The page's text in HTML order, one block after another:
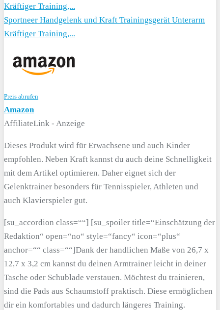
Sportneer Handgelenk und Kraft Trainingsgerät Unterarm
Kräftiger Training,...
Preis abrufen
Amazon
AffiliateLink - Anzeige
Dieses Produkt wird für Erwachsene und auch Kinder
empfohlen. Neben Kraft kannst du auch deine Schnelligkeit
mit dem Artikel optimieren. Daher eignet sich der
Gelenktrainer besonders für Tennisspieler, Athleten und
auch Klavierspieler gut.
[su_accordion class=““] [su_spoiler title=“Einschätzung der
Redaktion“ open=“no“ style=“fancy“ icon=“plus“
anchor=““ class=““]Dank der handlichen Maße von 26,7 x
12,7 x 3,2 cm kannst du deinen Armtrainer leicht in deiner
Tasche oder Schublade verstauen. Möchtest du trainieren,
sind die Pads aus Schaumstoff praktisch. Diese ermöglichen
dir ein komfortables und dadurch längeres Training.